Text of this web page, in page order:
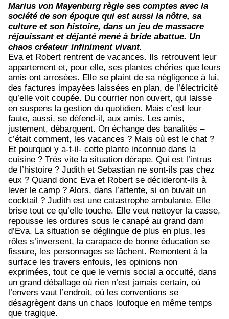
Marius von Mayenburg règle ses comptes avec la
société de son époque qui est aussi la nôtre, sa
culture et son histoire, dans un jeu de massacre
réjouissant et déjanté mené à bride abattue. Un
chaos créateur infiniment vivant.
Eva et Robert rentrent de vacances. Ils retrouvent leur
appartement et, pour elle, ses plantes chéries que leurs
amis ont arrosées. Elle se plaint de sa négligence à lui,
des factures impayées laissées en plan, de l’électricité
qu’elle voit coupée. Du courrier non ouvert, qui laisse
en suspens la gestion du quotidien. Mais c’est leur
faute, aussi, se défend-il, aux amis. Les amis,
justement, débarquent. On échange des banalités –
c’était comment, les vacances ? Mais où est le chat ?
Et pourquoi y a-t-il- cette plante inconnue dans la
cuisine ? Très vite la situation dérape. Qui est l’intrus
de l’histoire ? Judith et Sebastian ne sont-ils pas chez
eux ? Quand donc Eva et Robert se décideront-ils à
lever le camp ? Alors, dans l’attente, si on buvait un
cocktail ? Judith est une catastrophe ambulante. Elle
brise tout ce qu’elle touche. Elle veut nettoyer la casse,
repousse les ordures sous le canapé au grand dam
d’Eva. La situation se déglingue de plus en plus, les
rôles s’inversent, la carapace de bonne éducation se
fissure, les personnages se lâchent. Remontent à la
surface les travers enfouis, les opinions non
exprimées, tout ce que le vernis social a occulté, dans
un grand déballage où rien n’est jamais certain, où
l’envers vaut l’endroit, où les conventions se
désagrègent dans un chaos loufoque en même temps
que tragique.